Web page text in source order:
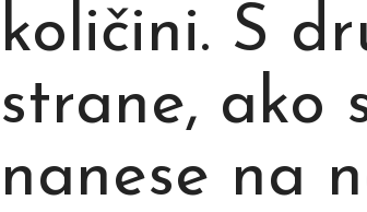
količini. S
strane, ako
nanese na